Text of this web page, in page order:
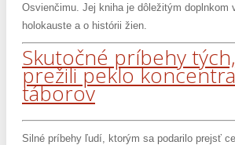
Osvienčimu. Jej kniha je dôležitým doplnkom
holokauste a o histórii žien.
Skutočné príbehy
prežili peklo
táborov
Silné príbehy ľudí, ktorým sa podarilo prejsť